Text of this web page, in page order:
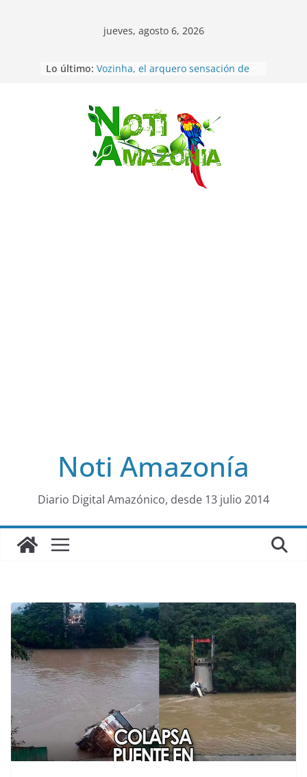
Saltar
al
jueves, agosto 6, 2026
Lo último: Sentencian a 34 años de prisión a
implicados en caso de Alison,
Vozinha, el arquero sensación de
cabo Verde, ya llegó para
incorporarse a Colo Colo de Chile
Pastaza: la parroquia Diez de
Agosto eligió a su nueva reina por
La “deuda de sueño”: una alerta
Noti Amazonía
Diario Digital Amazónico, desde 13 julio 2014